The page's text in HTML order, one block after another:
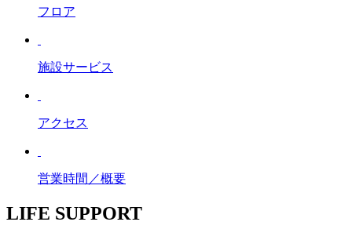
フロア
施設サービス
アクセス
営業時間／概要
LIFE SUPPORT